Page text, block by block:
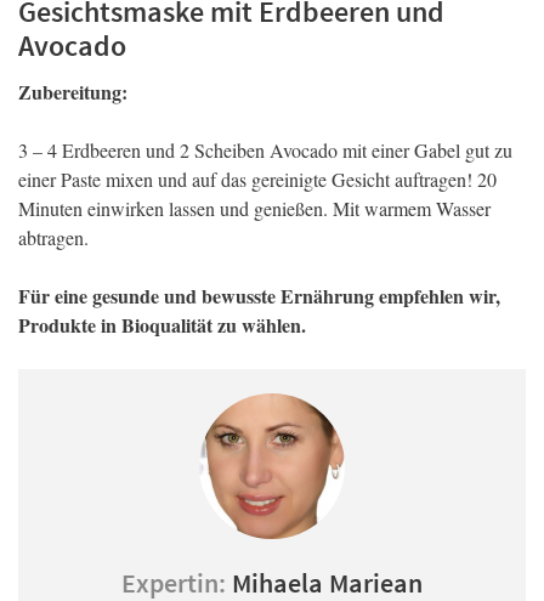
Gesichtsmaske mit Erdbeeren und
Avocado
Zubereitung:
3 – 4 Erdbeeren und 2 Scheiben Avocado mit einer Gabel gut zu
einer Paste mixen und auf das gereinigte Gesicht auftragen! 20
Minuten einwirken lassen und genießen. Mit warmem Wasser
abtragen.
Für eine gesunde und bewusste Ernährung empfehlen wir,
Produkte in Bioqualität zu wählen.
Expertin: Mihaela Mariean